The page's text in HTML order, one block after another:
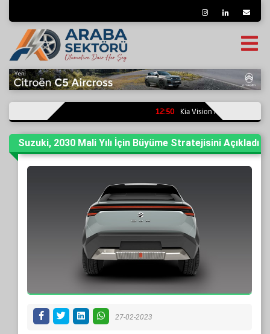
12:50 Kia Vision Meta Turismo,
Suzuki, 2030 Mali Yılı İçin Büyüme Stratejisini Açıkladı
27-02-2023